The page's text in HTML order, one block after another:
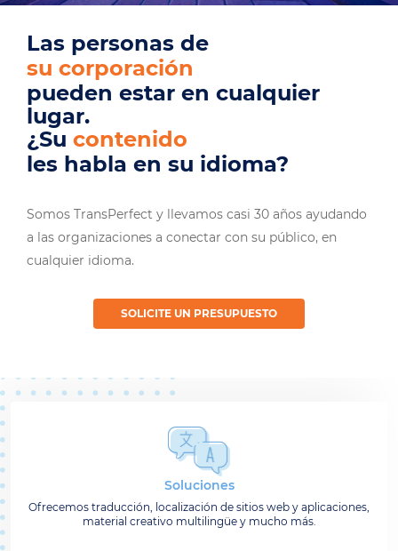
Las personas de
su base de usuarios
pueden estar en cualquier
lugar.
¿Su producto
les habla en su idioma?
Somos TransPerfect y llevamos casi 30 años ayudando
a las organizaciones a conectar con su público, en
cualquier idioma.
SOLICITE UN PRESUPUESTO
Soluciones
Ofrecemos traducción, localización de sitios web y aplicaciones,
material creativo multilingüe y mucho más.